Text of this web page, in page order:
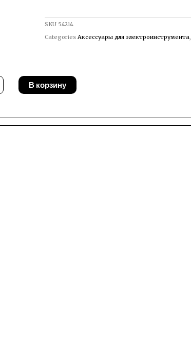
SKU 54214
Categories Аксессуары для электроинструмента,
В корзину